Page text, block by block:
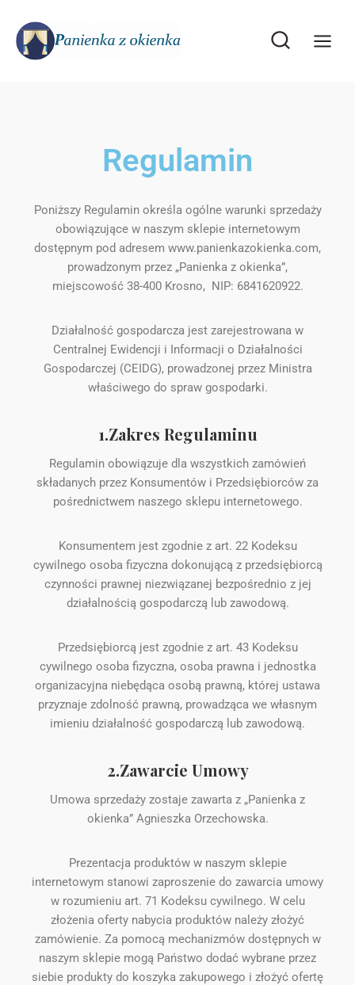
Regulamin
Poniższy Regulamin określa ogólne warunki sprzedaży
obowiązujące w naszym sklepie internetowym
dostępnym pod adresem www.panienkazokienka.com,
prowadzonym przez „Panienka z okienka”,
miejscowość 38-400 Krosno, NIP: 6841620922.
Działalność gospodarcza jest zarejestrowana w
Centralnej Ewidencji i Informacji o Działalności
Gospodarczej (CEIDG), prowadzonej przez Ministra
właściwego do spraw gospodarki.
1.Zakres Regulaminu
Regulamin obowiązuje dla wszystkich zamówień
składanych przez Konsumentów i Przedsiębiorców za
pośrednictwem naszego sklepu internetowego.
Konsumentem jest zgodnie z art. 22 Kodeksu
cywilnego osoba fizyczna dokonującą z przedsiębiorcą
czynności prawnej niezwiązanej bezpośrednio z jej
działalnością gospodarczą lub zawodową.
Przedsiębiorcą jest zgodnie z art. 43 Kodeksu
cywilnego osoba fizyczna, osoba prawna i jednostka
organizacyjna niebędąca osobą prawną, której ustawa
przyznaje zdolność prawną, prowadząca we własnym
imieniu działalność gospodarczą lub zawodową.
2.Zawarcie Umowy
Umowa sprzedaży zostaje zawarta z „Panienka z
okienka” Agnieszka Orzechowska.
Prezentacja produktów w naszym sklepie
internetowym stanowi zaproszenie do zawarcia umowy
w rozumieniu art. 71 Kodeksu cywilnego. W celu
złożenia oferty nabycia produktów należy złożyć
zamówienie. Za pomocą mechanizmów dostępnych w
naszym sklepie mogą Państwo dodać wybrane przez
siebie produkty do koszyka zakupowego i złożyć ofertę